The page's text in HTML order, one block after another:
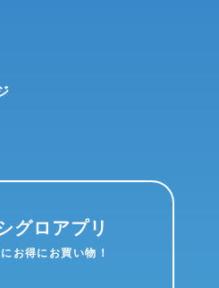
グロアプリ
お得にお買い物！